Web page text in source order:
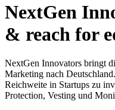
NextGen
& reach for
NextGen Innovators bringt
Marketing nach
Reichweite in Startups zu
Protection, Vesting und